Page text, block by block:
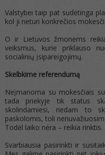
Valstybei taip pat sudėtinga
kol ji neturi konkrečios
O ir Lietuvos žmonėms
veiksmus, kurie priklauso
socialinių įsipareigojimų.
Skelbkime referendumą
Neįmanoma su mokesčiais
tada priekyje tik status
skolindamiesi, riedam to
paskolomis, toli
Todėl laiko nėra – reikia rinktis.
Svarbiausia pasirinkti ir